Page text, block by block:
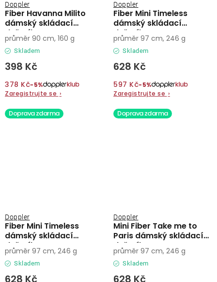
Fiber Havanna Milito
dámský skládací
deštník
Doppler
Skladem
398 Kč
378 Kč−5%
Zaregistrujte se ›
průměr 90 cm, 160 g
Fiber Mini Timeless
dámský skládací
deštník
Doppler
Skladem
628 Kč
597 Kč−5%
Zaregistrujte se ›
průměr 97 cm, 246 g
Doprava zdarma
Fiber Mini Timeless
dámský skládací
deštník
Doppler
Skladem
628 Kč
průměr 97 cm, 246 g
Doprava zdarma
Mini Fiber Take me to
Paris dámský skládací
deštník
Doppler
Skladem
628 Kč
průměr 97 cm, 246 g